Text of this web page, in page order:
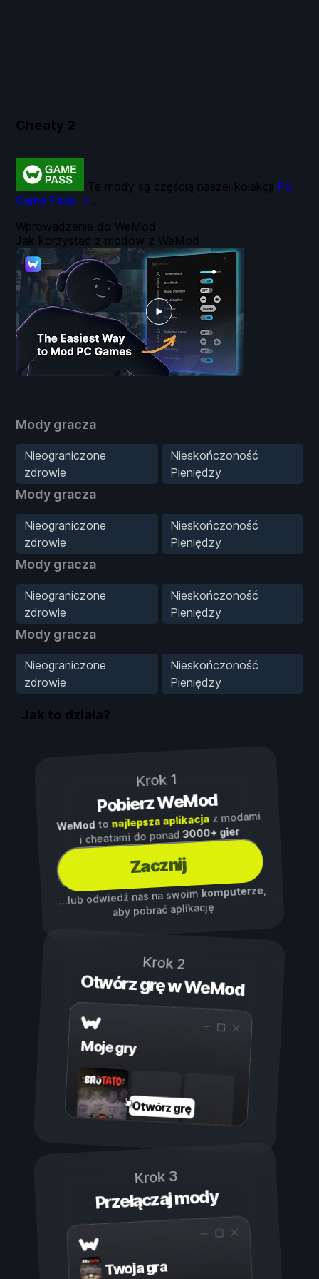
Cheaty 2
Mody gracza
Nieograniczone
zdrowie
Nieskończoność
Pieniędzy
Mody gracza
Nieograniczone
zdrowie
Nieskończoność
Pieniędzy
Mody gracza
Nieograniczone
zdrowie
Nieskończoność
Pieniędzy
Mody gracza
Nieograniczone
zdrowie
Nieskończoność
Pieniędzy
Wprowadzenie do WeMod
Jak korzystać z modów z WeMod
Te mody są częścią naszej kolekcji PC
Game Pass → .
Jak to działa?
Krok 1
Pobierz WeMod
WeModto najlepsza aplikacjaz modami
i cheatami do ponad3000+ gier
Zacznij
...lub odwiedź nas na swoim komputerze,
aby pobrać aplikację
Krok 2
Otwórz grę w WeMod
Moje gry
Otwórz grę
Krok 3
Przełączaj mody
Twoja gra